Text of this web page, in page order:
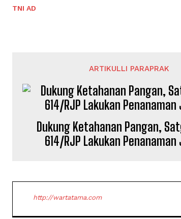
TNI AD
ARTIKULLI PARAPRAK
Dukung Ketahanan Pangan,
614/RJP Lakukan
http://wartatama.com